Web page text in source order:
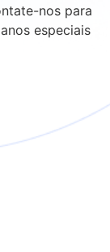
nos para
especiais